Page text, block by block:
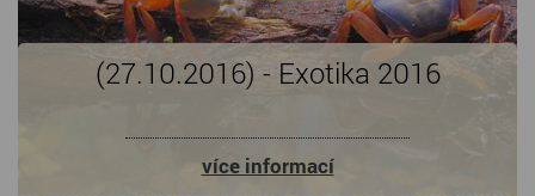
(27.10.2016) - Exotika 2016
více informací